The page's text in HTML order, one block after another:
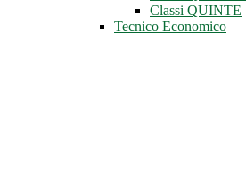
Classi QUINTE
Tecnico Economico